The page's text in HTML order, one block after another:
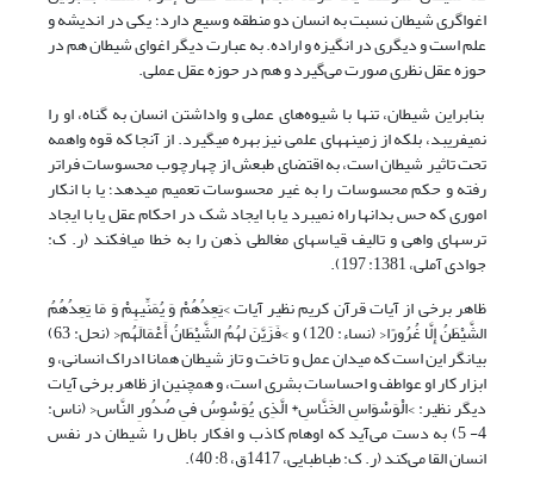
اغوا‌گری شیطان نسبت به انسان دو منطقه وسیع دارد؛ یکی در اندیشه و
علم است و دیگری در انگیزه و اراده. به عبارت دیگر اغوای شیطان هم در
حوزه عقل نظری صورت می‌گیرد و هم در حوزه عقل عملی.
بنابراین شیطان، تنها با شیوه‌های عملی و واداشتن انسان به گناه، او را
نمی‏فریبد، بلکه از زمینه­های علمی نیز بهره می‏گیرد. از آنجا که قوه واهمه
تحت تاثیر شیطان است، به اقتضای طبعش از چهارچوب محسوسات فراتر
رفته و حکم محسوسات را به غیر محسوسات تعمیم می­دهد؛ یا با انکار
اموری که حس بدان­ها راه نمی­برد یا با ایجاد شک در احکام عقل یا با ایجاد
ترس­های واهی و تالیف قیاس­های مغالطی ذهن را به خطا می­افکند (ر. ک:
جوادی آملی، 1381: 197).
ظاهر برخی از آیات قرآن کریم نظیر آیات >یَعِدُهُمْ وَ یُمَنِّیهِمْ وَ مَا یَعِدُهُمُ
الشَّیْطَنُ إِلَّا غُرُورًا< (نساء: 120) و >فَزَیَّنَ لهُمُ الشَّیْطَانُ أَعْمَالَهُم< (نحل: 63)
بیانگر این است که میدان عمل و تاخت و تاز شیطان همانا ادراک انسانی، و
ابزار کار او عواطف و احساسات بشری است، و همچنین از ظاهر برخی آیات
دیگر نظیر: >الْوَسْوَاسِ الخَنَّاسِ* الَّذِى یُوَسْوِسُ فىِ صُدُورِ النَّاس< (ناس:
4- 5) به دست می‌آید که اوهام کاذب و افکار باطل را شیطان در نفس
انسان القا می‌کند (ر. ک: طباطبایی، 1417ق، 8: 40).